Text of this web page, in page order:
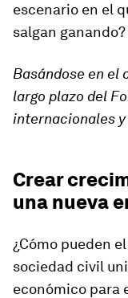
escenario en el
salgan ganando?
Basándose en el
largo plazo del
internacionales
Crear
una nueva
¿Cómo pueden
sociedad civil
económico para